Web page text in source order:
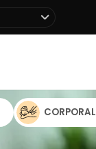
CORPORAL